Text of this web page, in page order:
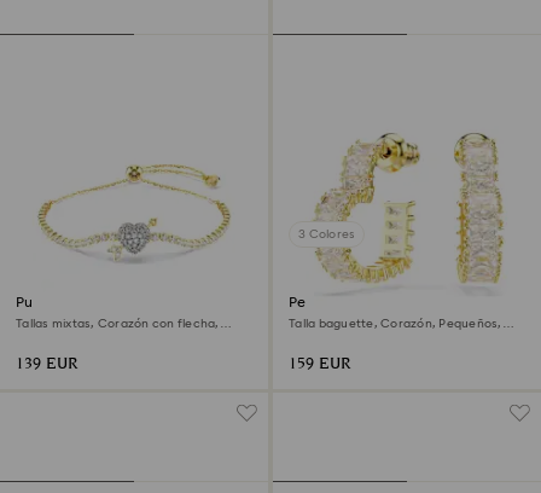
Pulsera Idyllia
Tallas mixtas, Corazón con flecha,
139 EUR
3 Colores
Pendientes de aro Matrix
Talla baguette, Corazón, Pequeños,
159 EUR